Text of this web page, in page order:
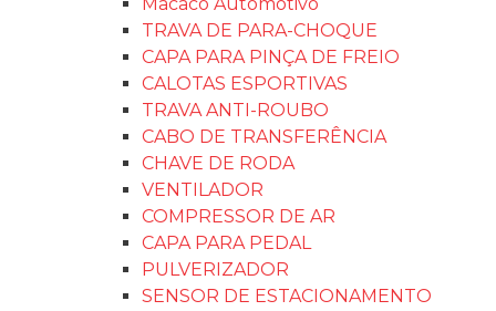
TRAVA DE PARA-CHOQUE
CAPA PARA PINÇA DE FREIO
CALOTAS ESPORTIVAS
TRAVA ANTI-ROUBO
CABO DE TRANSFERÊNCIA
CHAVE DE RODA
VENTILADOR
COMPRESSOR DE AR
CAPA PARA PEDAL
PULVERIZADOR
SENSOR DE ESTACIONAMENTO